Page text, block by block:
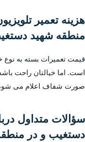
هزینه تعمیر
منطقه شهید
قیمت تعمیرات بسته به نوع
است. اما خیالتان راحت
صورت شفاف اعلام می شود
سؤالات متداول
دستغیب و در